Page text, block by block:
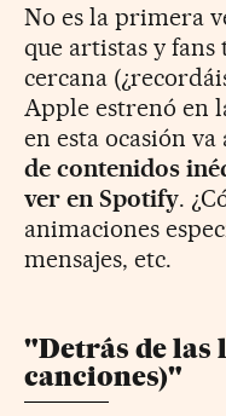
No es la primera
que artistas y
cercana
Apple estrenó en
en esta ocasión va
de contenidos
ver en Spotify.
animaciones
mensajes, etc.
"Detrás de las
canciones)"